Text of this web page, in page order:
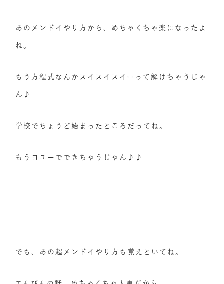
あのメンドイやり方から、めちゃくちゃ楽になったよ
ね。
もう方程式なんかスイスイスイーって解けちゃうじゃ
ん♪
学校でちょうど始まったところだってね。
もうヨユーでできちゃうじゃん♪♪
でも、あの超メンドイやり方も覚えといてね。